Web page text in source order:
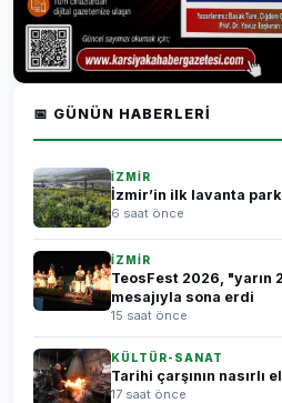
📅 GÜNÜN HABERLERI
İZMİR
İzmir’in ilk lavanta
6 saat önce
İZMİR
TeosFest 2026, "yarın
mesajıyla sona erdi
15 saat önce
KÜLTÜR-SANAT
Tarihi çarşının nasırlı
17 saat önce